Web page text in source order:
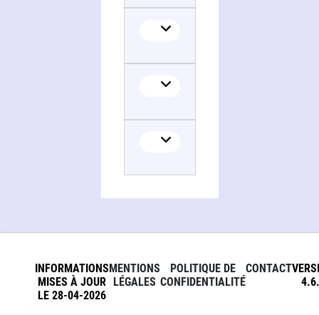
INFORMATIONS
MISES À JOUR
LE 28-04-2026
MENTIONS
LÉGALES
POLITIQUE DE
CONFIDENTIALITÉ
CONTACT